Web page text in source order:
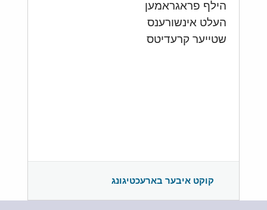
הילף פראגראמען
העלט אינשורענס
שטייער קרעדיטס
קוקט איבער בארעכטיגונג